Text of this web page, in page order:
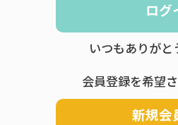
ログ
いつもありがと
会員登録を希望
新規会